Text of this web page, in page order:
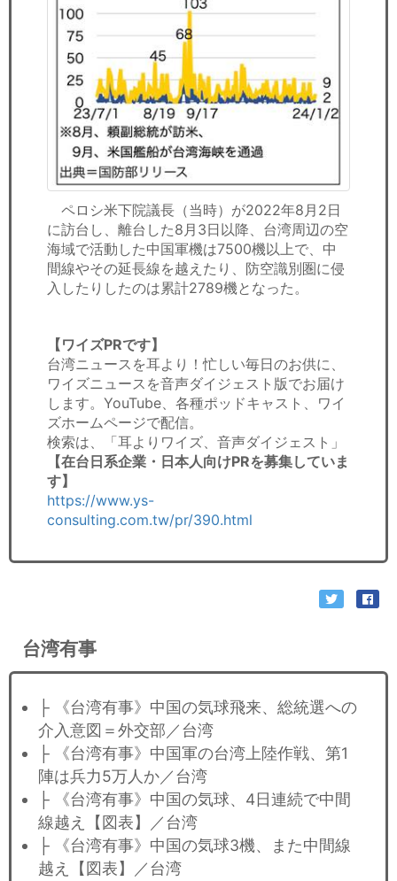
ペロシ米下院議長（当時）が2022年8月2日
に訪台し、離台した8月3日以降、台湾周辺の空
海域で活動した中国軍機は7500機以上で、中
間線やその延長線を越えたり、防空識別圏に侵
入したりしたのは累計2789機となった。
【ワイズPRです】
台湾ニュースを耳より！忙しい毎日のお供に、
ワイズニュースを音声ダイジェスト版でお届け
します。YouTube、各種ポッドキャスト、ワイ
ズホームページで配信。
検索は、「耳よりワイズ、音声ダイジェスト」
【在台日系企業・日本人向けPRを募集していま
す】
https://www.ys-
consulting.com.tw/pr/390.html
台湾有事
├ 《台湾有事》中国の気球飛来、総統選への
介入意図＝外交部／台湾
├ 《台湾有事》中国軍の台湾上陸作戦、第1
陣は兵力5万人か／台湾
├ 《台湾有事》中国の気球、4日連続で中間
線越え【図表】／台湾
├ 《台湾有事》中国の気球3機、また中間線
越え【図表】／台湾